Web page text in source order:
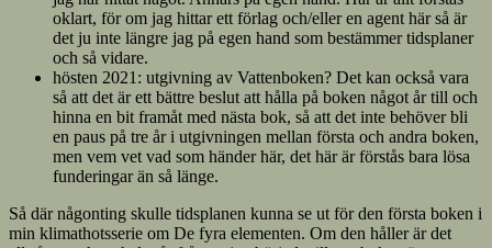
oklart, för om jag hittar ett förlag och/eller en agent här så är
det ju inte längre jag på egen hand som bestämmer tidsplaner
och så vidare.
hösten 2021: utgivning av Vattenboken? Det kan också vara
så att det är ett bättre beslut att hålla på boken något år till och
hinna en bit framåt med nästa bok, så att det inte behöver bli
en paus på tre år i utgivningen mellan första och andra boken,
men vem vet vad som händer här, det här är förstås bara lösa
funderingar än så länge.
Så där någonting skulle tidsplanen kunna se ut för den första boken i
min klimathotsserie om De fyra elementen. Om den håller är det